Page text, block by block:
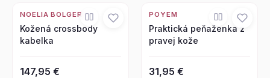
NOELIA BOLGER
Kožená crossbody
kabelka
147,95 €
POYEM
Praktická peňaženka z
pravej kože
31,95 €